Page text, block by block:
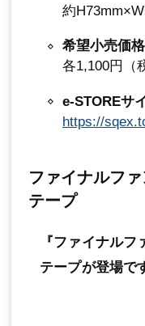
約
希望小売価格
各1,100円（
e-STOREサ
https://
ファイナルフ
テープ
『ファイナル
テープが登場で